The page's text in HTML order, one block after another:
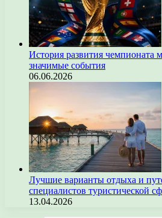
История развития чемпионата
значимые события
06.06.2026
Лучшие варианты отдыха и
специалистов туристической
13.04.2026